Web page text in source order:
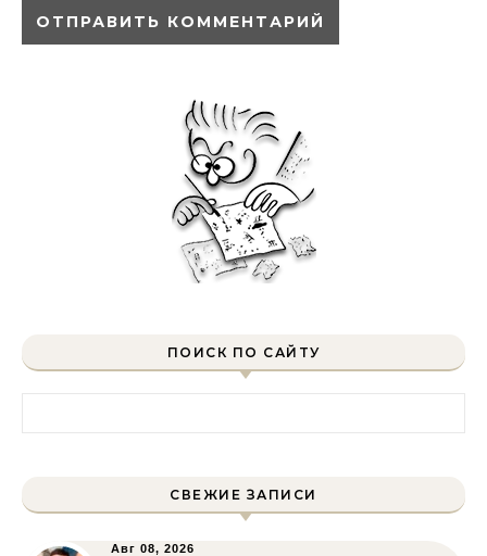
ПОИСК ПО САЙТУ
СВЕЖИЕ ЗАПИСИ
Авг 08, 2026